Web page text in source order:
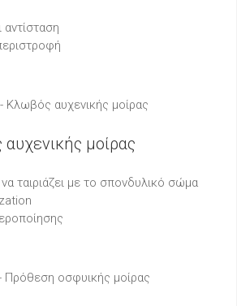
μοίρας
ταιριάζει με το σπονδυλικό σώμα